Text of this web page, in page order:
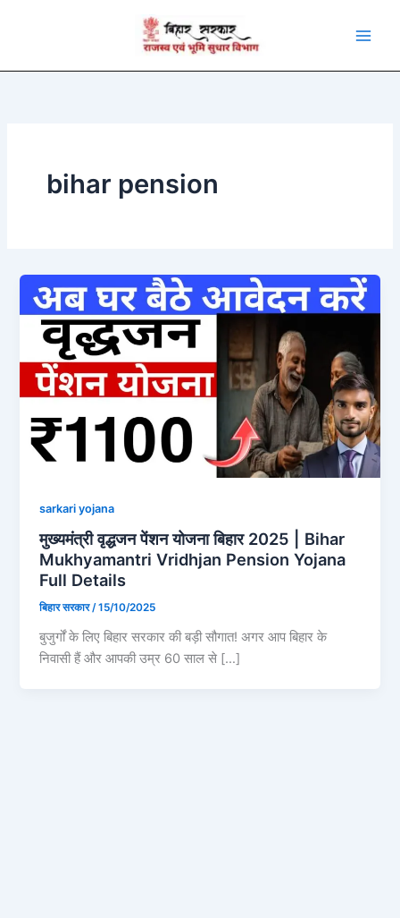
bihar pension
sarkari yojana
मुख्यमंत्री वृद्धजन पेंशन योजना बिहार 2025 | Bihar
Mukhyamantri Vridhjan Pension Yojana
Full Details
बिहार सरकार/15/10/2025
बुजुर्गों के लिए बिहार सरकार की बड़ी सौगात! अगर आप बिहार के
निवासी हैं और आपकी उम्र 60 साल से […]